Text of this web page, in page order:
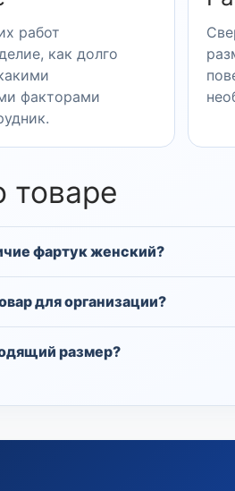
работ
как долго
факторами
товаре
фартук женский?
для организации?
размер?